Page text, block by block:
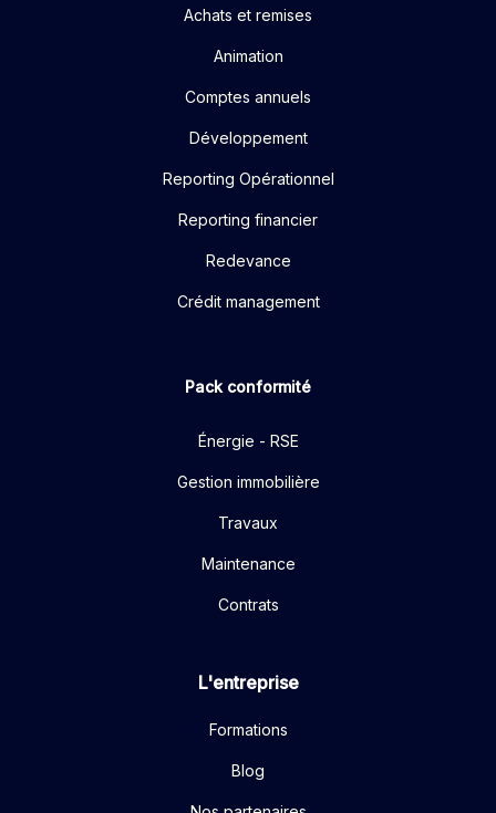
Achats et remises
Animation
Comptes annuels
Développement
Reporting Opérationnel
Reporting financier
Redevance
Crédit management
Pack conformité
Énergie - RSE
Gestion immobilière
Travaux
Maintenance
Contrats
L'entreprise
Formations
Blog